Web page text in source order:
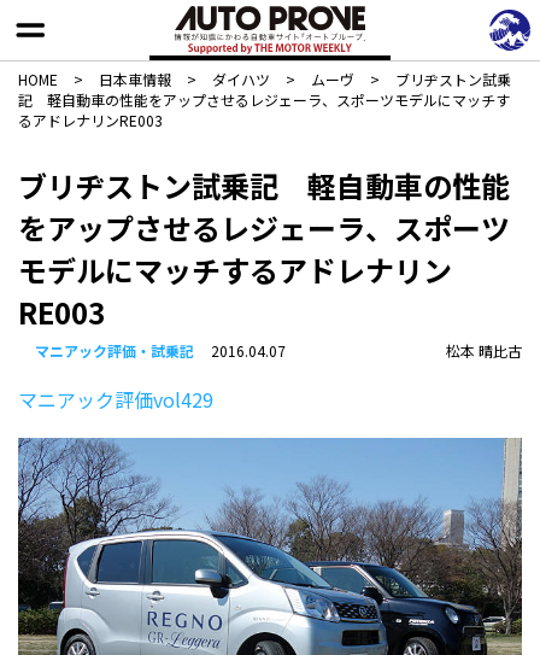
HOME > 日本車情報​ > ダイハツ > ムーヴ >
ブリヂストン試乗
記 軽自動車の性能をアップさせるレジェーラ、スポーツモデルにマッチす
るアドレナリンRE003
ブリヂストン試乗記 軽自動車の性能
をアップさせるレジェーラ、スポーツ
モデルにマッチするアドレナリン
RE003
マニアック評価・試乗記 2016.04.07 松本 晴比古
マニアック評価vol429